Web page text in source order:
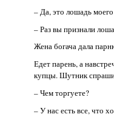
– Да, это лошадь
– Раз вы признали
Жена богача дала
Едет парень, а
купцы. Шутник
– Чем торгуете?
– У нас есть все, что